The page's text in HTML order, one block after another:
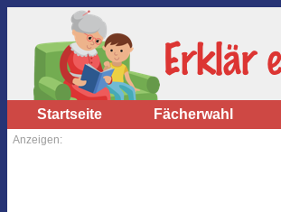
Startseite Fächerwahl
Anzeigen: